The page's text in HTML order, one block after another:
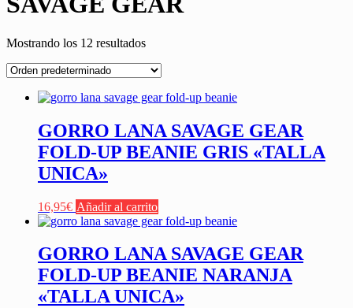
Mostrando los 12 resultados
GORRO LANA SAVAGE GEAR
FOLD-UP BEANIE GRIS «TALLA
UNICA»
16,95€ Añadir al carrito
GORRO LANA SAVAGE GEAR
FOLD-UP BEANIE NARANJA
«TALLA UNICA»